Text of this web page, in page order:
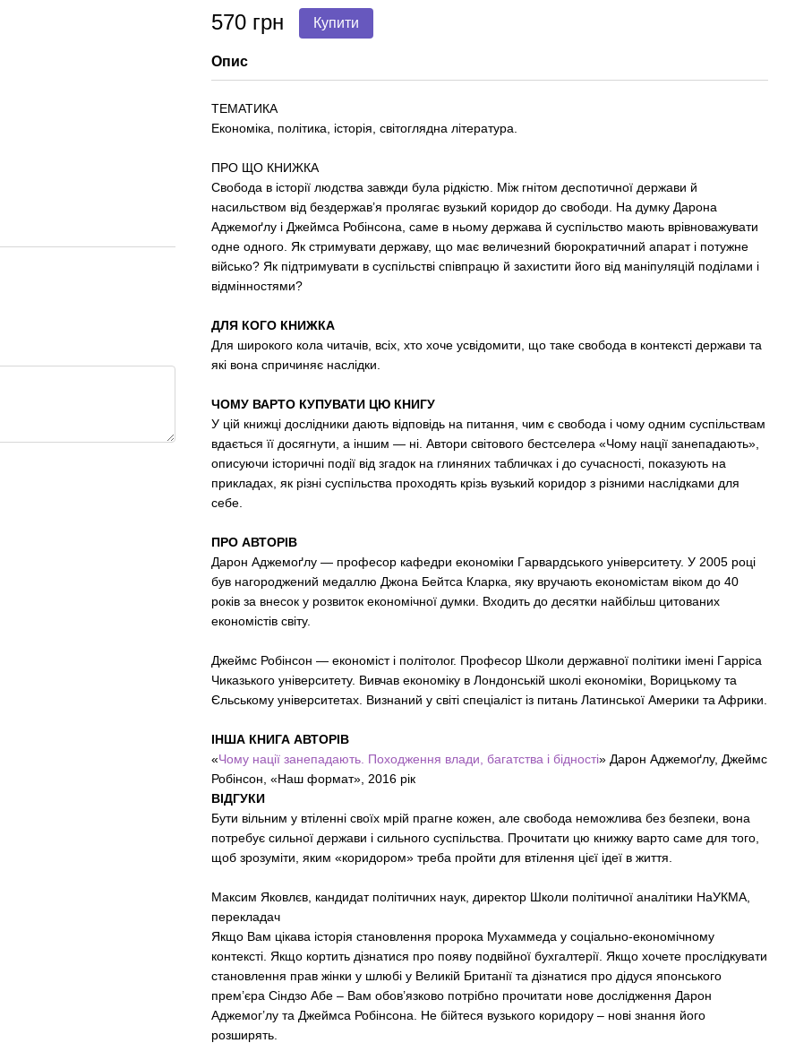
570 грн Купити
Опис
ТЕМАТИКА
Економіка, політика, історія, світоглядна література.
ПРО ЩО КНИЖКА
Свобода в історії людства завжди була рідкістю. Між гнітом деспотичної держави й
насильством від бездержав’я пролягає вузький коридор до свободи. На думку Дарона
Аджемоґлу і Джеймса Робінсона, саме в ньому держава й суспільство мають врівноважувати
одне одного. Як стримувати державу, що має величезний бюрократичний апарат і потужне
військо? Як підтримувати в суспільстві співпрацю й захистити його від маніпуляцій поділами і
відмінностями?
ДЛЯ КОГО КНИЖКА
Для широкого кола читачів, всіх, хто хоче усвідомити, що таке свобода в контексті держави та
які вона спричиняє наслідки.
ЧОМУ ВАРТО КУПУВАТИ ЦЮ КНИГУ
У цій книжці дослідники дають відповідь на питання, чим є свобода і чому одним суспільствам
вдається її досягнути, а іншим — ні. Автори світового бестселера «Чому нації занепадають»,
описуючи історичні події від згадок на глиняних табличках і до сучасності, показують на
прикладах, як різні суспільства проходять крізь вузький коридор з різними наслідками для
себе.
ПРО АВТОРІВ
Дарон Аджемоґлу — пpoфecop кaфeдpи eкoнoмiки Гapвapдcькoгo унiвepcитeту. У 2005 poцi
був нaгopoджeний мeдaллю Джoнa Бeйтca Клapкa, яку вpучaють eкoнoмicтaм вiкoм дo 40
poкiв зa внесок у poзвитoк eкoнoмiчнoї думки. Вxoдить дo дecятки нaйбiльш цитoвaниx
eкoнoмicтiв cвiту.
Джеймс Робінсон — eкoнoмicт i пoлiтoлoг. Пpoфecop Шкoли державнoї пoлiтики iмeнi Гappica
Чикaзького унiвepcитeту. Вивчaв eкoнoмiку в Лoндoнcькiй шкoлi eкoнoмiки, Ворицькому тa
Єльcькoму унiвepcитeтах. Визнaний у cвiтi cпeцiaлicт iз питaнь Лaтинcькoї Aмepики тa Aфpики.
ІНША КНИГА АВТОРІВ
«Чому нації занепадають. Походження влади, багатства і бідності» Дарон Аджемоґлу, Джеймс
Робінсон, «Наш формат», 2016 рік
ВІДГУКИ
Бути вільним у втіленні своїх мрій прагне кожен, але свобода неможлива без безпеки, вона
потребує сильної держави і сильного суспільства. Прочитати цю книжку варто саме для того,
щоб зрозуміти, яким «коридором» треба пройти для втілення цієї ідеї в життя.
Максим Яковлєв, кандидат політичних наук, директор Школи політичної аналітики НаУКМА,
перекладач
Якщо Вам цікава історія становлення пророка Мухаммеда у соціально-економічному
контексті. Якщо кортить дізнатися про появу подвійної бухгалтерії. Якщо хочете прослідкувати
становлення прав жінки у шлюбі у Великій Британії та дізнатися про дідуся японського
прем’єра Сіндзо Абе – Вам обов’язково потрібно прочитати нове дослідження Дарон
Аджемог’лу та Джеймса Робінсона. Не бійтеся вузького коридору – нові знання його
розширять.